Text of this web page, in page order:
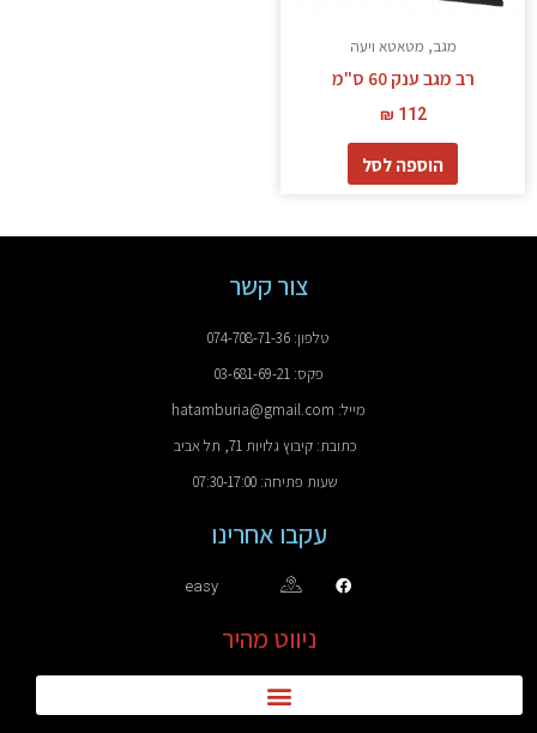
מגב, מטאטא ויעה
רב מגב ענק 60 ס"מ
₪ 112
הוספה לסל
צור קשר
טלפון: 074-708-71-36
פקס: 03-681-69-21
מייל: hatamburia@gmail.com
כתובת: קיבוץ גלויות 71, תל אביב
שעות פתיחה: 07:30-17:00
עקבו אחרינו
easy
ניווט מהיר